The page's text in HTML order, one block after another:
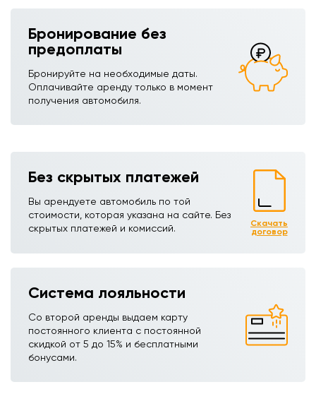
Бронирование без
предоплаты
Бронируйте на необходимые даты.
Оплачивайте аренду только в момент
получения автомобиля.
Без скрытых платежей
Вы арендуете автомобиль по той
стоимости, которая указана на сайте. Без
скрытых платежей и комиссий.
Скачать
договор
Система лояльности
Со второй аренды выдаем карту
постоянного клиента с постоянной
скидкой от 5 до 15% и бесплатными
бонусами.